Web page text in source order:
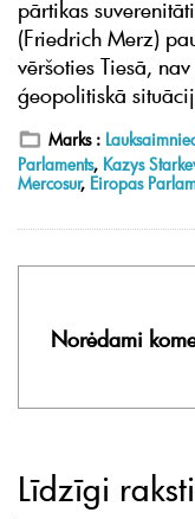
pārtikas
(Friedrich Merz)
vēršoties Tiesā,
ģeopolitiskā
Marks :
Parlaments, Kazys
Mercosur, Eiropas
Norėdami
Līdzīgi raksti